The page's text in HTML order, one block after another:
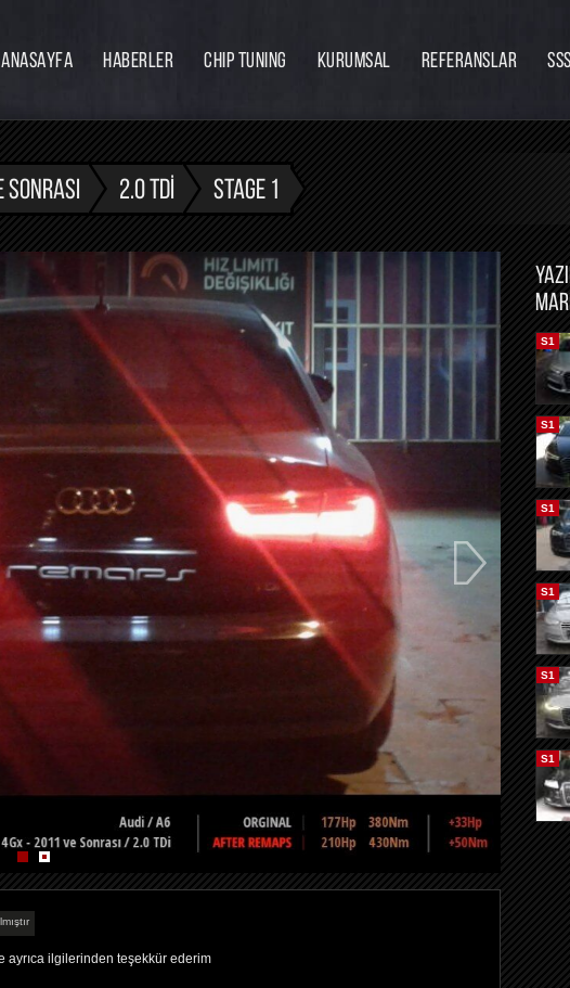
ANASAYFA HABERLER CHIP TUNING KURUMSAL
İnsan Kaynakları
REFERANSLAR SSS
2.0 TDI STAGE 1
ayrıca ilgilerinden teşekkür ederim
S1
S1
S1
S1
S1
S1